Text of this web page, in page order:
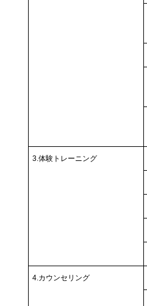
3.体験トレーニング
4.カウンセリング